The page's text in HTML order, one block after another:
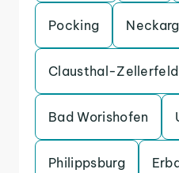
Pocking
Clausthal-Zellerfeld
Bad Worishofen
Philippsburg